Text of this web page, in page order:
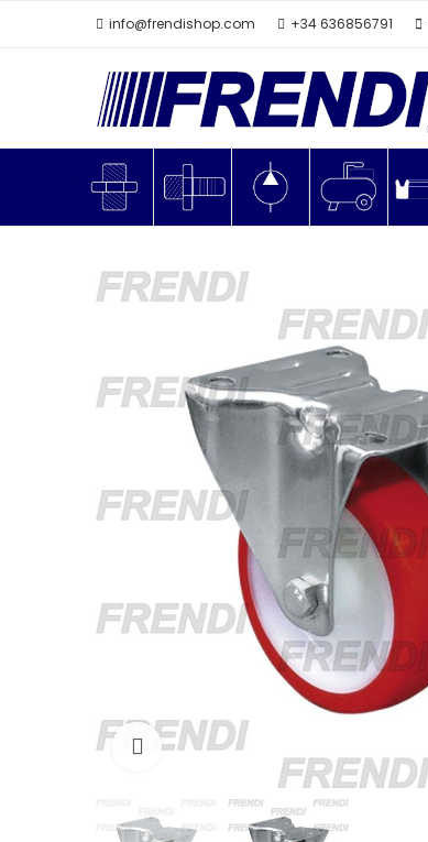
info@frendishop.com +34 636856791
Click para agrandar